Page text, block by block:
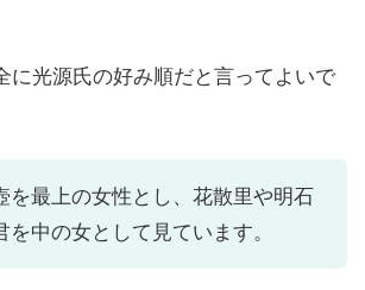
に光源氏の好み順だと言ってよいで
を最上の女性とし、花散里や明石
を中の女として見ています。